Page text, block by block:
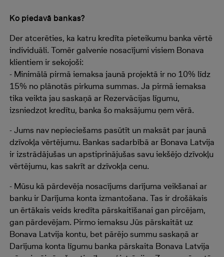
Ko piedavā bankas?
Der atcerēties, ka katru kredīta pieteikumu banka vērtē
individuāli. Tomēr galvenie nosacījumi visiem Bonava
klientiem ir sekojoši:
- Minimālā pirmā iemaksa jaunā projektā ir no 10% līdz
15% no plānotās pirkuma summas. Ja pirmā iemaksa
tika veikta jau saskaņā ar Rezervācijas līgumu,
izsniedzot kredītu, banka šo maksājumu ņem vērā.
- Jums nav nepieciešams pasūtīt un maksāt par jaunā
dzīvokļa vērtējumu. Bankas sadarbībā ar Bonava Latvija
ir izstrādājušas un apstiprinājušas savu iekšējo dzīvokļu
vērtējumu, kas sakrīt ar dzīvokļa cenu.
- Mūsu kā pārdevēja nosacījums darījuma veikšanai ar
banku ir Darījuma konta izmantošana. Tas ir drošākais
un ērtākais veids kredīta pārskaitīšanai gan pircējam,
gan pārdevējam. Pirmo iemaksu Jūs pārskaitāt uz
Bonava Latvija kontu, bet pārējo summu saskaņā ar
Darījuma konta līgumu banka pārskaita Bonava Latvija